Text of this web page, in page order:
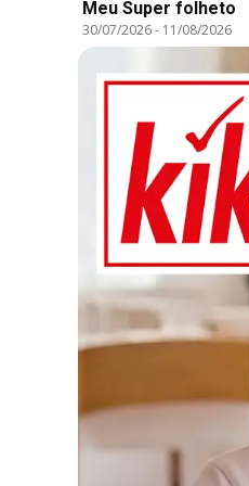
Meu Super folheto
30/07/2026- 11/08/2026